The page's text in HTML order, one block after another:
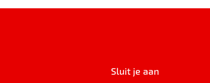
Sluit je aan